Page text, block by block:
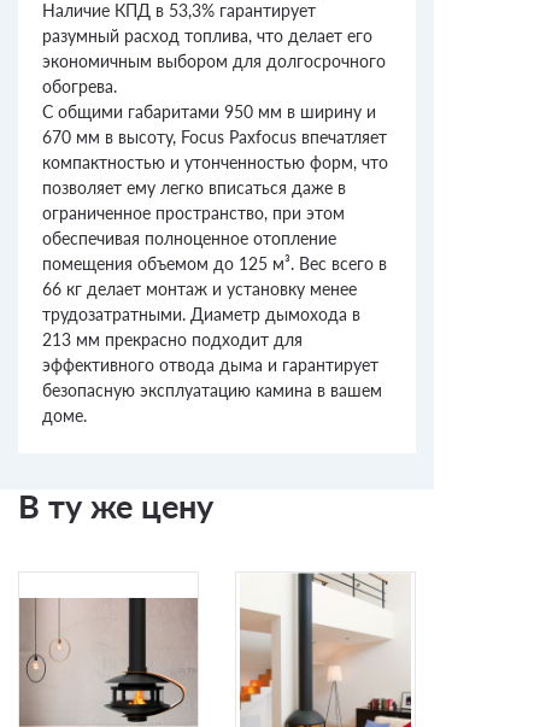
Наличие КПД в 53,3% гарантирует
разумный расход топлива, что делает его
экономичным выбором для долгосрочного
обогрева.
С общими габаритами 950 мм в ширину и
670 мм в высоту, Focus Paxfocus впечатляет
компактностью и утонченностью форм, что
позволяет ему легко вписаться даже в
ограниченное пространство, при этом
обеспечивая полноценное отопление
помещения объемом до 125 м³. Вес всего в
66 кг делает монтаж и установку менее
трудозатратными. Диаметр дымохода в
213 мм прекрасно подходит для
эффективного отвода дыма и гарантирует
безопасную эксплуатацию камина в вашем
доме.
В ту же цену